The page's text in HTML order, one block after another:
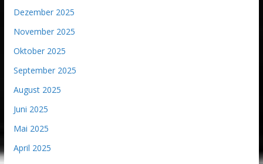
Dezember 2025
November 2025
Oktober 2025
September 2025
August 2025
Juni 2025
Mai 2025
April 2025